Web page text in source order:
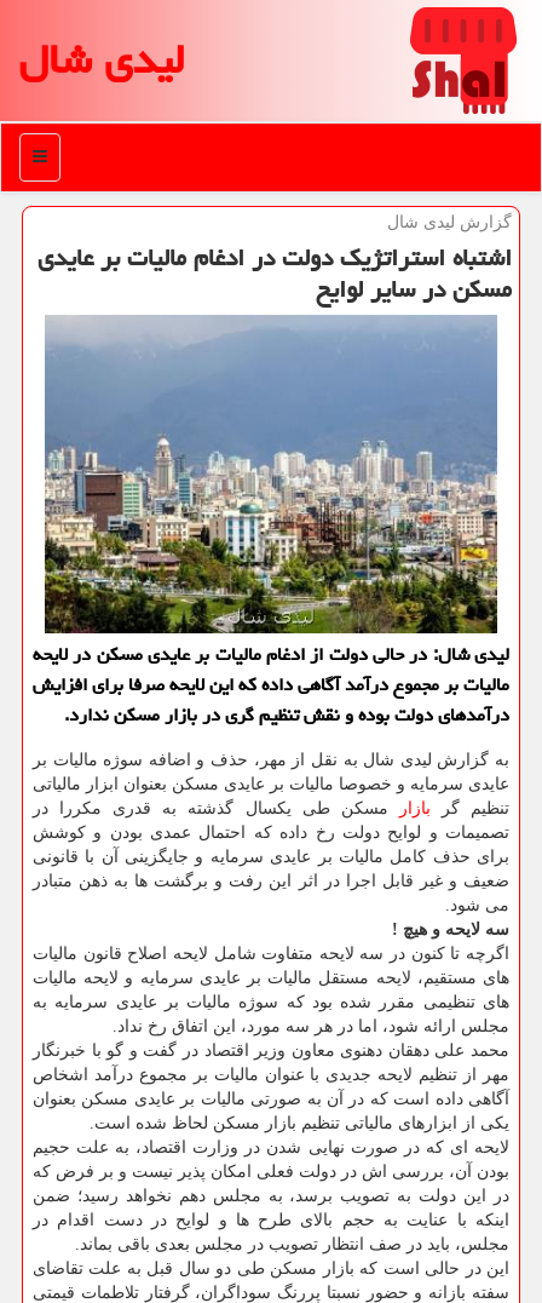
لیدی شال
منو
گزارش لیدی شال
اشتباه استراتژیك دولت در ادغام مالیات بر عایدی
مسكن در سایر لوایح
لیدی شال: در حالی دولت از ادغام مالیات بر عایدی مسكن در لایحه
مالیات بر مجموع درآمد آگاهی داده كه این لایحه صرفا برای افزایش
درآمدهای دولت بوده و نقش تنظیم گری در بازار مسكن ندارد.
به گزارش لیدی شال به نقل از مهر، حذف و اضافه سوژه مالیات بر
عایدی سرمایه و خصوصا مالیات بر عایدی مسكن بعنوان ابزار مالیاتی
تنظیم گر بازار
مسكن طی یكسال گذشته به قدری مكررا در
تصمیمات و لوایح دولت رخ داده كه احتمال عمدی بودن و كوشش
برای حذف كامل مالیات بر عایدی سرمایه و جایگزینی آن با قانونی
ضعیف و غیر قابل اجرا در اثر این رفت و برگشت ها به ذهن متبادر
می شود.
سه لایحه و هیچ !
اگرچه تا كنون در سه لایحه متفاوت شامل لایحه اصلاح قانون مالیات
های مستقیم، لایحه مستقل مالیات بر عایدی سرمایه و لایحه مالیات
های تنظیمی مقرر شده بود كه سوژه مالیات بر عایدی سرمایه به
مجلس ارائه شود، اما در هر سه مورد، این اتفاق رخ نداد.
محمد علی دهقان دهنوی معاون وزیر اقتصاد در گفت و گو با خبرنگار
مهر از تنظیم لایحه جدیدی با عنوان مالیات بر مجموع درآمد اشخاص
آگاهی داده است كه در آن به صورتی مالیات بر عایدی مسكن بعنوان
یكی از ابزارهای مالیاتی تنظیم بازار مسكن لحاظ شده است.
لایحه ای كه در صورت نهایی شدن در وزارت اقتصاد، به علت حجیم
بودن آن، بررسی اش در دولت فعلی امكان پذیر نیست و بر فرض كه
در این دولت به تصویب برسد، به مجلس دهم نخواهد رسید؛ ضمن
اینكه با عنایت به حجم بالای طرح ها و لوایح در دست اقدام در
مجلس، باید در صف انتظار تصویب در مجلس بعدی باقی بماند.
این در حالی است كه بازار مسكن طی دو سال قبل به علت تقاضای
سفته بازانه و حضور نسبتا پررنگ سوداگران، گرفتار تلاطمات قیمتی